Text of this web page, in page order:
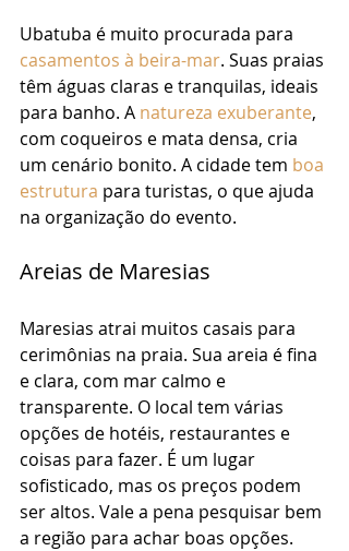
Ubatuba é muito procurada para
casamentos à beira-mar. Suas praias
têm águas claras e tranquilas, ideais
para banho. A natureza exuberante,
com coqueiros e mata densa, cria
um cenário bonito. A cidade tem boa
estrutura para turistas, o que ajuda
na organização do evento.
Areias de Maresias
Maresias atrai muitos casais para
cerimônias na praia. Sua areia é fina
e clara, com mar calmo e
transparente. O local tem várias
opções de hotéis, restaurantes e
coisas para fazer. É um lugar
sofisticado, mas os preços podem
ser altos. Vale a pena pesquisar bem
a região para achar boas opções.